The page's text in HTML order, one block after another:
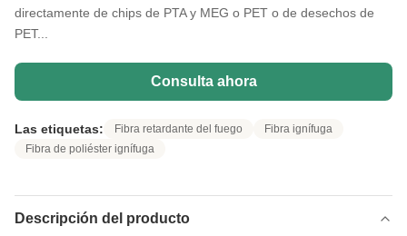
directamente de chips de PTA y MEG o PET o de desechos de
PET...
Consulta ahora
Las etiquetas: Fibra retardante del fuego
Fibra ignífuga
Fibra de poliéster ignífuga
Descripción del producto